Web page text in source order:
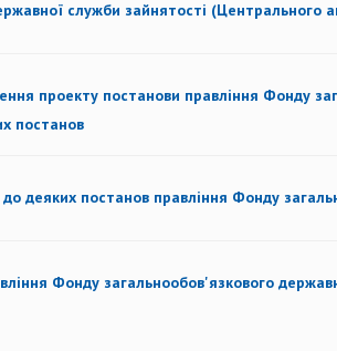
служби зайнятості (Центрального
проекту постанови правління Фонду
постанов
деяких постанов правління Фонду
Фонду загальнообов'язкового